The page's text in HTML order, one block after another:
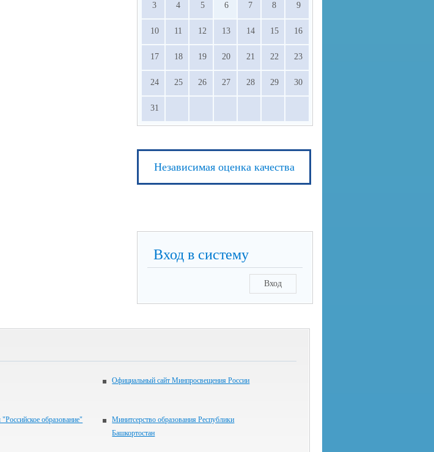
3 4 5 6 7 8 9
10 11 12 13 14 15 16
17 18 19 20 21 22 23
24 25 26 27 28 29 30
31
Независимая оценка качества
Вход в систему
Вход
Официальный сайт Минпросвещения России
образование"
Минитсерство образования Республики
Башкортостан